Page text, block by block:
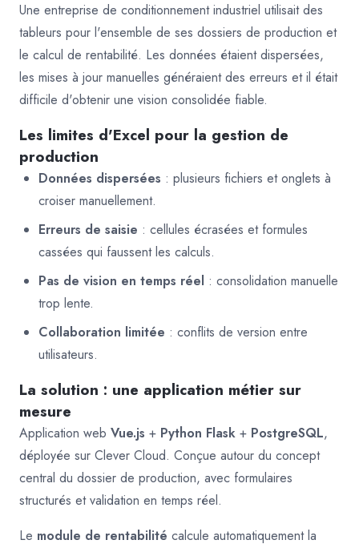
Une entreprise de conditionnement industriel utilisait des
tableurs pour l'ensemble de ses dossiers de production et
le calcul de rentabilité. Les données étaient dispersées,
les mises à jour manuelles généraient des erreurs et il était
difficile d'obtenir une vision consolidée fiable.
Les limites d'Excel pour la gestion de
production
Données dispersées : plusieurs fichiers et onglets à
croiser manuellement.
Erreurs de saisie : cellules écrasées et formules
cassées qui faussent les calculs.
Pas de vision en temps réel : consolidation manuelle
trop lente.
Collaboration limitée : conflits de version entre
utilisateurs.
La solution : une application métier sur
mesure
Application web Vue.js + Python Flask + PostgreSQL,
déployée sur Clever Cloud. Conçue autour du concept
central du dossier de production, avec formulaires
structurés et validation en temps réel.
Le module de rentabilité calcule automatiquement la